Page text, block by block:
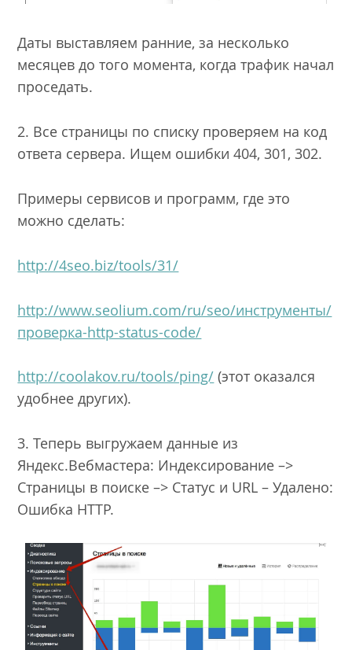
Даты выставляем ранние, за несколько
месяцев до того момента, когда трафик начал
проседать.
2. Все страницы по списку проверяем на код
ответа сервера. Ищем ошибки 404, 301, 302.
Примеры сервисов и программ, где это
можно сделать:
http://4seo.biz/tools/31/
http://www.seolium.com/ru/seo/инструменты/
проверка-http-status-code/
http://coolakov.ru/tools/ping/ (этот оказался
удобнее других).
3. Теперь выгружаем данные из
Яндекс.Вебмастера: Индексирование –>
Страницы в поиске –> Статус и URL – Удалено:
Ошибка HTTP.